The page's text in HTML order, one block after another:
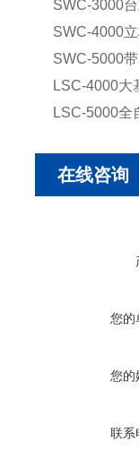
SWC-3000
SWC-4000
SWC-5000
LSC-4000大
LSC-5000全
在线咨询
您的
您的
联系